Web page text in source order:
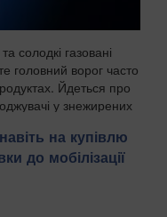
солодкі газовані
головний ворог часто
Йдеться про
у знежирених
на купівлю
до мобілізації